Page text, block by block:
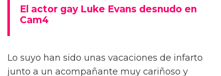
El actor gay Luke Evans desnudo en
Cam4
Lo suyo han sido unas vacaciones de infarto
junto a un acompañante muy cariñoso y